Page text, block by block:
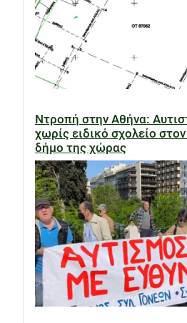
Ντροπή στην Αθήνα:
χωρίς ειδικό σχολείο
δήμο της χώρας